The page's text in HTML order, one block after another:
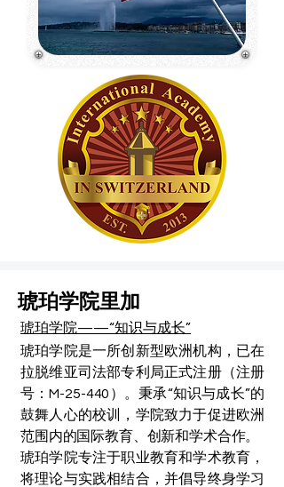
琥珀学院里加
琥珀学院——“知识与成长”
琥珀学院是一所创新型欧洲机构，已在
拉脱维亚司法部专利局正式注册（注册
号：M-25-440）。秉承“知识与成长”的
鼓舞人心的校训，学院致力于促进欧洲
范围内的国际教育、创新和学术合作。
琥珀学院专注于职业教育和学术教育，
将理论与实践相结合，并倡导终身学习